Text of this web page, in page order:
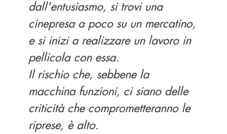
dall'entusiasmo, si trovi una
cinepresa a poco su un mercatino,
e si inizi a realizzare un lavoro in
pellicola con essa.
Il rischio che, sebbene la
macchina funzioni, ci siano delle
criticità che comprometteranno le
riprese, è alto.